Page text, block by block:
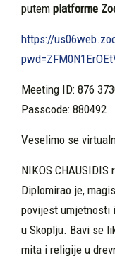
putem platforme
https://
Meeting ID: 876
Passcode: 880492
Veselimo se
NIKOS
Diplomirao je,
povijest umjetnosti
u Skoplju. Bavi se
mita i religije u